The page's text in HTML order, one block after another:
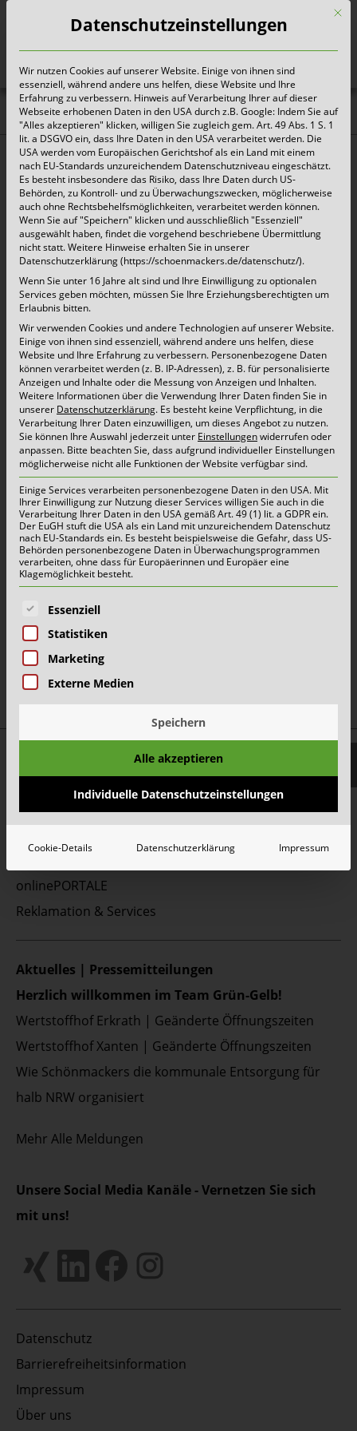
Heute für morgen sorgen
Aktuelles |
Pressemitteilungen
Schönmackers sammelt Leichtverpackungen
in Krefeld
15. November 2019 |Aktuelles
Schönmackers sammelt Leichtverpackungen in
Krefeld Kempen/Krefeld, 14. November 2019 –
Schönmackers sammelt ab 01.01.2020 die
Leichtstoffverpackungen (LVP) in Krefeld ein. Dies
geschieht im Auftrag der Dualen Systeme. Den
Krefelder Bürgerinnen und Bürgern stehen für
die Sammlungen der LVP gelbe Säcke oder
unterschiedliche Gefäße zur Verfügung. Dies sind
für Haushalte Behälter in den Größen 120 Liter
[…]
mehr lesen...
Container & Behälter
onlinePORTALE
Reklamation & Services
Datenschutz
Barrierefreiheitsinformation
Impressum
Über uns
Aktuelles | Pressemitteilungen
Herzlich willkommen im Team Grün-Gelb!
Wertstoffhof Erkrath | Geänderte Öffnungszeiten
Wertstoffhof Xanten | Geänderte Öffnungszeiten
Wie Schönmackers die kommunale Entsorgung für
halb NRW organisiert
Mehr Alle Meldungen
Unsere Social Media Kanäle - Vernetzen Sie sich
mit uns!
Mit
Datenschutzeinstellungen
Wir nutzen Cookies auf unserer Website. Einige von ihnen sind
essenziell, während andere uns helfen, diese Website und Ihre
Erfahrung zu verbessern. Hinweis auf Verarbeitung Ihrer auf dieser
Webseite erhobenen Daten in den USA durch z.B. Google: Indem Sie auf
"Alles akzeptieren" klicken, willigen Sie zugleich gem. Art. 49 Abs. 1 S. 1
lit. a DSGVO ein, dass Ihre Daten in den USA verarbeitet werden. Die
USA werden vom Europäischen Gerichtshof als ein Land mit einem
nach EU-Standards unzureichendem Datenschutzniveau eingeschätzt.
Es besteht insbesondere das Risiko, dass Ihre Daten durch US-
Behörden, zu Kontroll- und zu Überwachungszwecken, möglicherweise
auch ohne Rechtsbehelfsmöglichkeiten, verarbeitet werden können.
Wenn Sie auf "Speichern" klicken und ausschließlich "Essenziell"
ausgewählt haben, findet die vorgehend beschriebene Übermittlung
nicht statt. Weitere Hinweise erhalten Sie in unserer
Datenschutzerklärung (https://schoenmackers.de/datenschutz/).
Wenn Sie unter 16 Jahre alt sind und Ihre Einwilligung zu optionalen
Services geben möchten, müssen Sie Ihre Erziehungsberechtigten um
Erlaubnis bitten.
Wir verwenden Cookies und andere Technologien auf unserer Website.
Einige von ihnen sind essenziell, während andere uns helfen, diese
Website und Ihre Erfahrung zu verbessern. Personenbezogene Daten
können verarbeitet werden (z. B. IP-Adressen), z. B. für personalisierte
Anzeigen und Inhalte oder die Messung von Anzeigen und Inhalten.
Weitere Informationen über die Verwendung Ihrer Daten finden Sie in
unserer Datenschutzerklärung. Es besteht keine Verpflichtung, in die
Verarbeitung Ihrer Daten einzuwilligen, um dieses Angebot zu nutzen.
Sie können Ihre Auswahl jederzeit unter Einstellungenwiderrufen oder
anpassen. Bitte beachten Sie, dass aufgrund individueller Einstellungen
möglicherweise nicht alle Funktionen der Website verfügbar sind.
Einige Services verarbeiten personenbezogene Daten in den USA. Mit
Ihrer Einwilligung zur Nutzung dieser Services willigen Sie auch in die
Verarbeitung Ihrer Daten in den USA gemäß Art. 49 (1) lit. a GDPR ein.
Der EuGH stuft die USA als ein Land mit unzureichendem Datenschutz
nach EU-Standards ein. Es besteht beispielsweise die Gefahr, dass US-
Behörden personenbezogene Daten in Überwachungsprogrammen
verarbeiten, ohne dass für Europäerinnen und Europäer eine
Klagemöglichkeit besteht.
Es folgt eine Liste der Service-Gruppen, für die eine
Essenziell
Statistiken
Marketing
Externe Medien
Speichern
Alle akzeptieren
Individuelle Datenschutzeinstellungen
Cookie-Details Datenschutzerklärung Impressum